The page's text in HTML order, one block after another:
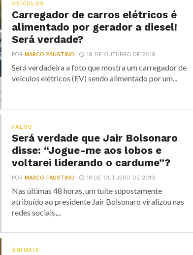
VEÍCULOS
Carregador de carros elétricos é
alimentado por gerador a diesel!
Será verdade?
PORMARCO FAUSTINO 19 DE OUTUBRO DE 2019
Será verdadeira a foto que mostra um carregador de
veículos elétricos (EV) sendo alimentado por um...
FALSO
Será verdade que Jair Bolsonaro
disse: “Jogue-me aos lobos e
voltarei liderando o cardume”?
PORMARCO FAUSTINO 18 DE OUTUBRO DE 2019
Nas últimas 48 horas, um tuíte supostamente
atribuído ao presidente Jair Bolsonaro viralizou nas
redes sociais,...
ANIMAIS